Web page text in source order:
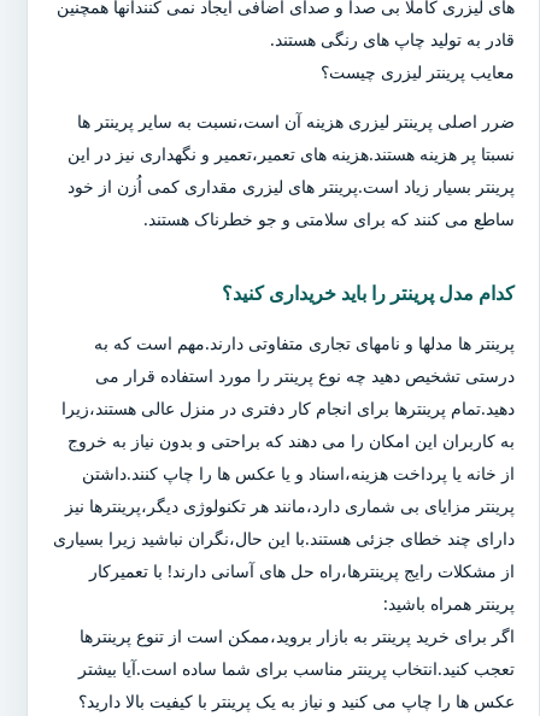
های لیزری کاملا بی صدا و صدای اضافی ایجاد نمی کنندآنها همچنین
قادر به تولید چاپ های رنگی هستند.
معایب پرینتر لیزری چیست؟
ضرر اصلی پرینتر لیزری هزینه آن است،نسبت به سایر پرینتر ها
نسبتا پر هزینه هستند.هزینه های تعمیر،تعمیر و نگهداری نیز در این
پرینتر بسیار زیاد است.پرینتر های لیزری مقداری کمی اُزن از خود
ساطع می کنند که برای سلامتی و جو خطرناک هستند.
کدام مدل پرینتر را باید خریداری کنید؟
پرینتر ها مدلها و نامهای تجاری متفاوتی دارند.مهم است که به
درستی تشخیص دهید چه نوع پرینتر را مورد استفاده قرار می
دهید.تمام پرینترها برای انجام کار دفتری در منزل عالی هستند،زیرا
به کاربران این امکان را می دهند که براحتی و بدون نیاز به خروج
از خانه یا پرداخت هزینه،اسناد و یا عکس ها را چاپ کنند.داشتن
پرینتر مزایای بی شماری دارد،مانند هر تکنولوژی دیگر،پرینترها نیز
دارای چند خطای جزئی هستند.با این حال،نگران نباشید زیرا بسیاری
از مشکلات رایج پرینترها،راه حل های آسانی دارند! با تعمیرکار
پرینتر همراه باشید:
اگر برای خرید پرینتر به بازار بروید،ممکن است از تنوع پرینترها
تعجب کنید.انتخاب پرینتر مناسب برای شما ساده است.آیا بیشتر
عکس ها را چاپ می کنید و نیاز به یک پرینتر با کیفیت بالا دارید؟